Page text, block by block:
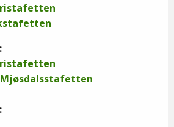
Mjøsdalsstafetten